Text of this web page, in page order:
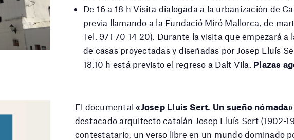
De 16 a 18 h Visita dialogada a la urbanización de
previa llamando a la Fundació Miró Mallorca, de
Tel. 971 70 14 20). Durante la visita que empezará a
de casas proyectadas y diseñadas por Josep Lluís
18.10 h está previsto el regreso a Dalt Vila. Plazas
El documental«Josep Lluís Sert. Un sueño nómada»
destacado arquitecto catalán Josep Lluís Sert (1902-
contestatario, un verso libre en un mundo dominado